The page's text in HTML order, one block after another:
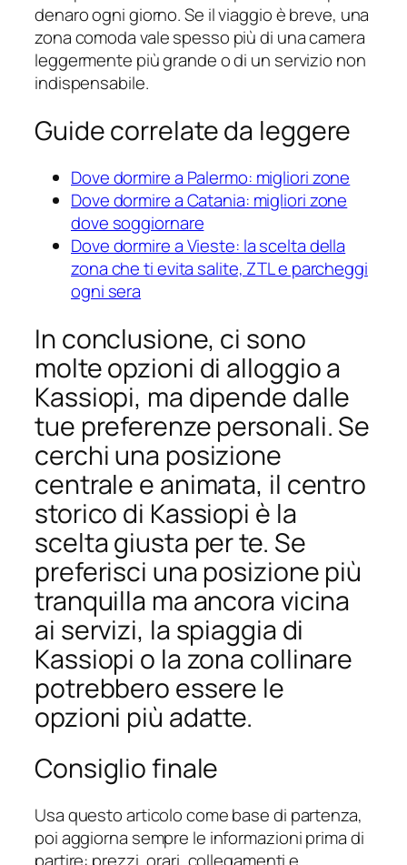
denaro ogni giorno. Se il viaggio è breve, una
zona comoda vale spesso più di una camera
leggermente più grande o di un servizio non
indispensabile.
Guide correlate da leggere
Dove dormire a Palermo: migliori zone
Dove dormire a Catania: migliori zone
dove soggiornare
Dove dormire a Vieste: la scelta della
zona che ti evita salite, ZTL e parcheggi
ogni sera
In conclusione, ci sono
molte opzioni di alloggio a
Kassiopi, ma dipende dalle
tue preferenze personali. Se
cerchi una posizione
centrale e animata, il centro
storico di Kassiopi è la
scelta giusta per te. Se
preferisci una posizione più
tranquilla ma ancora vicina
ai servizi, la spiaggia di
Kassiopi o la zona collinare
potrebbero essere le
opzioni più adatte.
Consiglio finale
Usa questo articolo come base di partenza,
poi aggiorna sempre le informazioni prima di